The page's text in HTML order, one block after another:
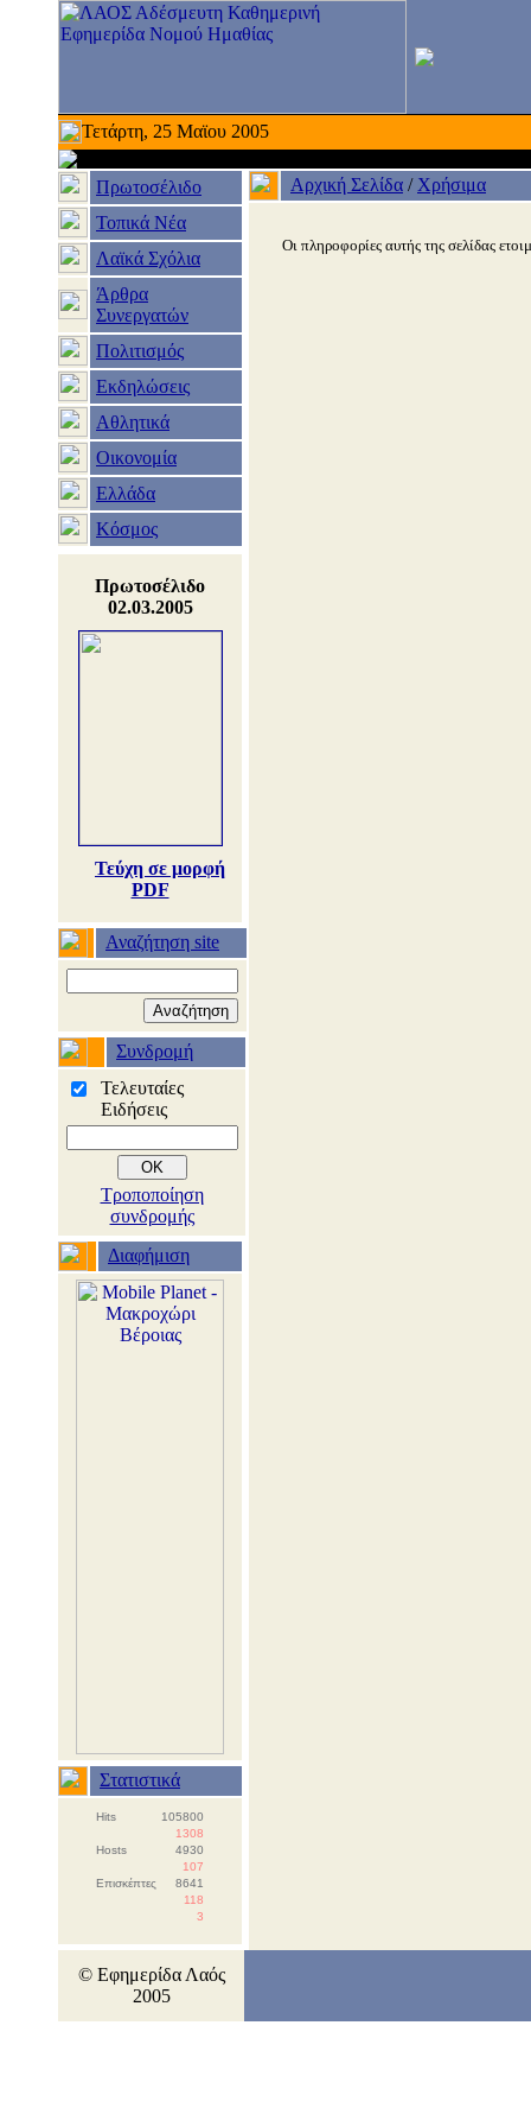
Τετάρτη, 25 Μαϊου 2005
Πρωτοσέλιδο
Τοπικά Νέα
Λαϊκά Σχόλια
Άρθρα
Συνεργατών
Πολιτισμός
Εκδηλώσεις
Αθλητικά
Οικονομία
Ελλάδα
Κόσμος
Πρωτοσέλιδο
02.03.2005
Τεύχη σε μορφή
PDF
Αναζήτηση site
Συνδρομή
Τελευταίες
Ειδήσεις
Τροποποίηση
συνδρομής
Διαφήμιση
Στατιστικά
Hits
105800
1308
Hosts
4930
107
Επισκέπτες
8641
118
3
Αρχική Σελίδα / Χρήσιμα
Οι πληροφορίες αυτής της σελίδας
© Εφημερίδα Λαός
2005